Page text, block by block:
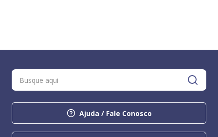
Ajuda / Fale Conosco